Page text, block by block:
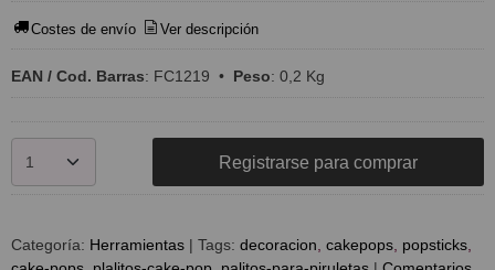
Costes de envío Ver descripción
EAN / Cod. Barras: FC1219 • Peso: 0,2 Kg
Registrarse para comprar
Categoría: Herramientas | Tags: decoracion cakepops popsticks